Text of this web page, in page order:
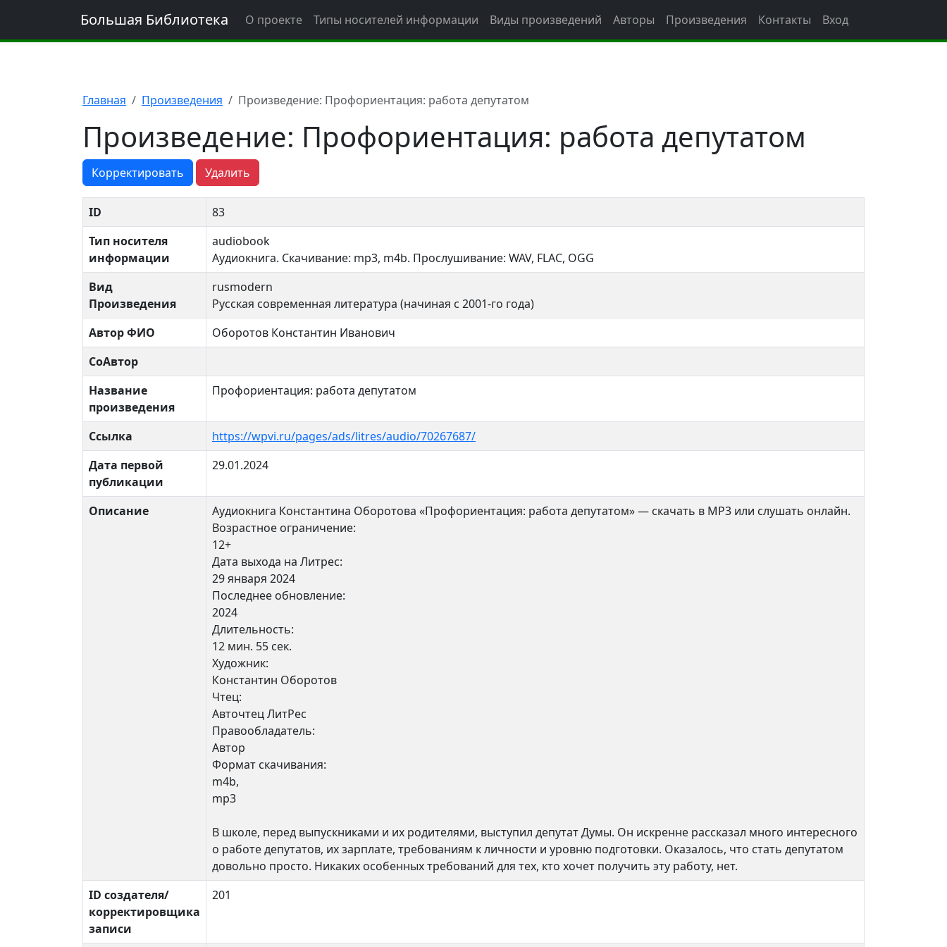
Большая Библиотека О проекте Типы носителей информации Виды произведений Авторы Произведения Контакты Вход
Главная Произведения Произведение: Профориентация: работа депутатом
Произведение: Профориентация: работа депутатом
Корректировать Удалить
ID
83
Тип носителя
информации
audiobook
Аудиокнига. Скачивание: mp3, m4b. Прослушивание: WAV, FLAC, OGG
Вид
Произведения
rusmodern
Русская современная литература (начиная с 2001-го года)
Автор ФИО
Оборотов Константин Иванович
СоАвтор
Название
произведения
Профориентация: работа депутатом
Ссылка
https://wpvi.ru/pages/ads/litres/audio/70267687/
Дата первой
публикации
29.01.2024
Описание
Аудиокнига Константина Оборотова «Профориентация: работа депутатом» — скачать в MP3 или слушать онлайн.
Возрастное ограничение:
12+
Дата выхода на Литрес:
29 января 2024
Последнее обновление:
2024
Длительность:
12 мин. 55 сек.
Художник:
Константин Оборотов
Чтец:
Авточтец ЛитРес
Правообладатель:
Автор
Формат скачивания:
m4b,
mp3
В школе, перед выпускниками и их родителями, выступил депутат Думы. Он искренне рассказал много интересного
о работе депутатов, их зарплате, требованиям к личности и уровню подготовки. Оказалось, что стать депутатом
довольно просто. Никаких особенных требований для тех, кто хочет получить эту работу, нет.
ID создателя/
корректировщика
записи
201